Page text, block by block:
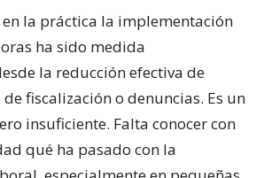
en la práctica la implementación
ha sido medida
la reducción efectiva de
fiscalización o denuncias. Es un
insuficiente. Falta conocer con
qué ha pasado con la